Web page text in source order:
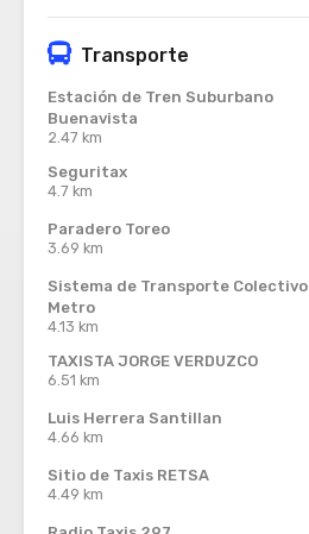
Transporte
Estación de Tren Suburbano
Buenavista
2.47 km
Seguritax
4.7 km
Paradero Toreo
3.69 km
Sistema de Transporte Colectivo
Metro
4.13 km
TAXISTA JORGE VERDUZCO
6.51 km
Luis Herrera Santillan
4.66 km
Sitio de Taxis RETSA
4.49 km